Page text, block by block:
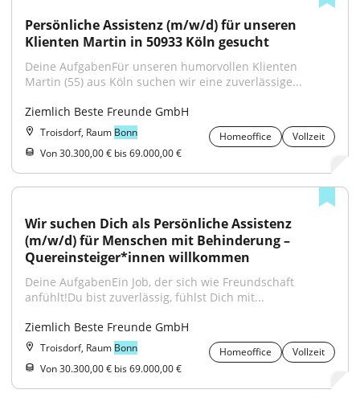
Persönliche Assistenz (m/w/d) für unseren
Klienten Martin in 50933 Köln gesucht
Deine AufgabenFür unseren humorvollen Klienten
Martin (55) aus Köln suchen wir eine zuverlässige...
Ziemlich Beste Freunde GmbH
Troisdorf, Raum Bonn Homeoffice
Vollzeit
Von 30.300,00 € bis 69.000,00 €
Wir suchen Dich als Persönliche Assistenz
(m/w/d) für Menschen mit Behinderung –
Quereinsteiger*innen willkommen
Deine AufgabenEin Job, der sich wie Freundschaft
anfühlt!Du bist zuverlässig, fühlst Dich mit...
Ziemlich Beste Freunde GmbH
Troisdorf, Raum Bonn Homeoffice
Vollzeit
Von 30.300,00 € bis 69.000,00 €